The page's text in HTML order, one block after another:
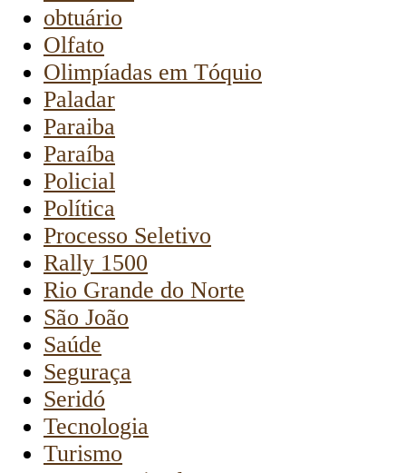
obtuário
Olfato
Olimpíadas em Tóquio
Paladar
Paraiba
Paraíba
Policial
Política
Processo Seletivo
Rally 1500
Rio Grande do Norte
São João
Saúde
Seguraça
Seridó
Tecnologia
Turismo